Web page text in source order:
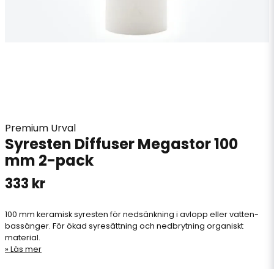
Premium Urval
Syresten Diffuser Megastor 100
mm 2-pack
333 kr
100 mm keramisk syresten för nedsänkning i avlopp eller vatten-
bassänger. För ökad syresättning och nedbrytning organiskt
material.
Läs mer